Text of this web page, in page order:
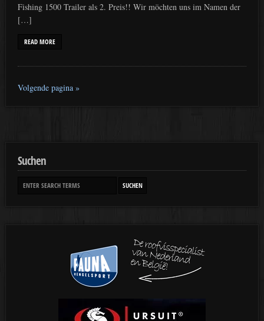
Fishing 1500 Trailer als 2. Preis!! Wir möchten uns im Namen der
[…]
READ MORE
Volgende pagina »
Suchen